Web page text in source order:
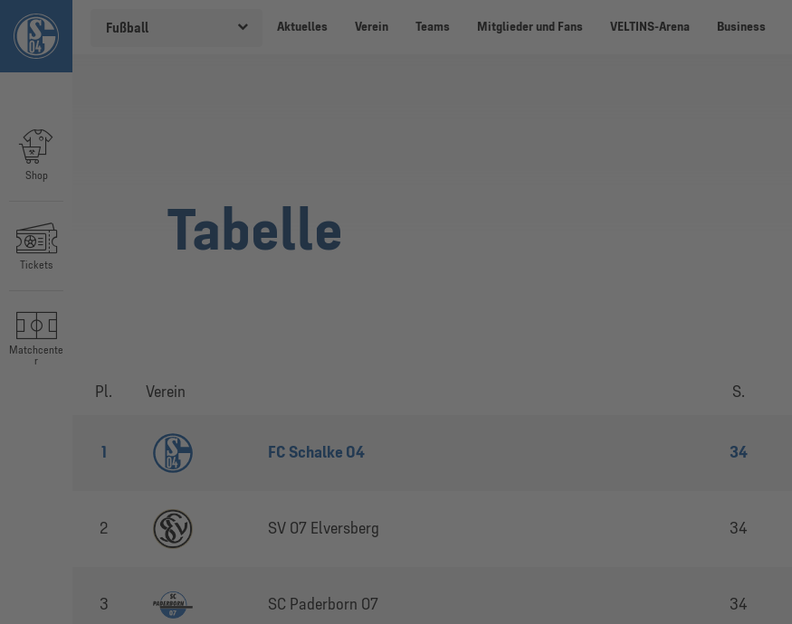
Fußball Aktuelles Verein Teams Mitglieder und Fans VELTINS-Arena Business
Shop
Tickets
Matchcente
r
Tabelle
Pl. Verein S.
1 FC Schalke 04 34
2 SV 07 Elversberg 34
3 SC Paderborn 07 34